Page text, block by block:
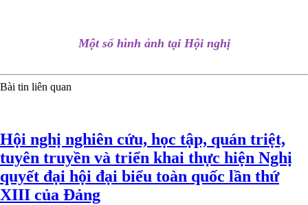
Một số hình ảnh tại Hội nghị
Bài tin liên quan
Hội nghị nghiên cứu, học tập, quán triệt,
tuyên truyền và triển khai thực hiện Nghị
quyết đại hội đại biểu toàn quốc lần thứ
XIII của Đảng